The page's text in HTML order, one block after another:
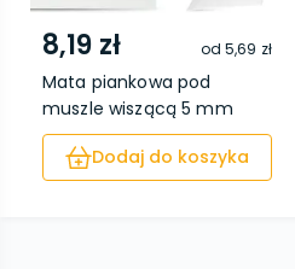
8,19 zł od5,69 zł
Mata piankowa pod
muszle wiszącą 5 mm
Dodaj do koszyka